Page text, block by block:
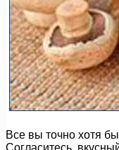
Все вы точно хотя
Согласитесь,